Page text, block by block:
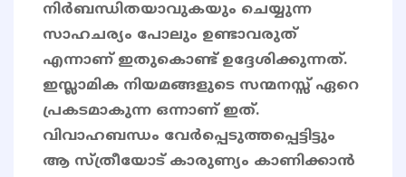
നിർബന്ധിതയാവുകയും ചെയ്യുന്ന
സാഹചര്യം പോലും ഉണ്ടാവരുത്
എന്നാണ് ഇതുകൊണ്ട് ഉദ്ദേശിക്കുന്നത്.
ഇസ്ലാമിക നിയമങ്ങളുടെ സന്മനസ്സ് ഏറെ
പ്രകടമാകുന്ന ഒന്നാണ് ഇത്.
വിവാഹബന്ധം വേർപ്പെടുത്തപ്പെട്ടിട്ടും
ആ സ്ത്രീയോട് കാരുണ്യം കാണിക്കാൻ